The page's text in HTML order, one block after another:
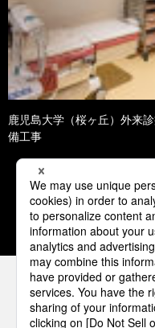
鹿児島大学（桜ヶ丘）外来
備工事
1 2
パナソニックの